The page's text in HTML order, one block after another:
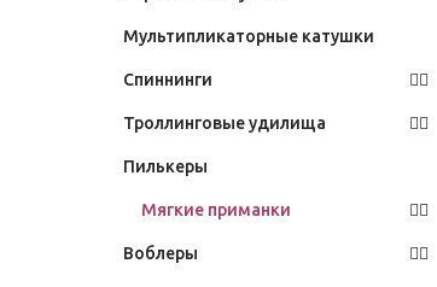
Мультипликаторные катушки
Спиннинги
Троллинговые удилища
Пилькеры
Мягкие приманки
Воблеры